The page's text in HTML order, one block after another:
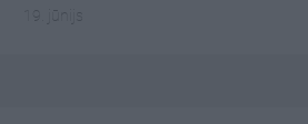
19. jūnijs